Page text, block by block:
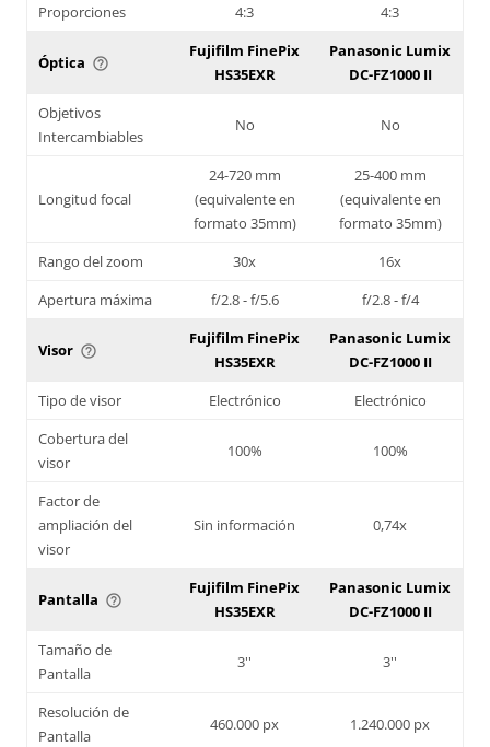
Proporciones
4:3 4:3
Óptica help_outline
Fujifilm FinePix
HS35EXR
Panasonic Lumix
DC-FZ1000 II
Objetivos
Intercambiables
No No
Longitud focal
24-720 mm
(equivalente en
formato 35mm)
25-400 mm
(equivalente en
formato 35mm)
Rango del zoom
30x
16x
Apertura máxima
f/2.8 - f/5.6 f/2.8 - f/4
Visor help_outline
Fujifilm FinePix
HS35EXR
Panasonic Lumix
DC-FZ1000 II
Tipo de visor
Electrónico
Electrónico
Cobertura del
visor
100% 100%
Factor de
ampliación del
visor
Sin información 0,74x
Pantalla help_outline
Fujifilm FinePix
HS35EXR
Panasonic Lumix
DC-FZ1000 II
Tamaño de
Pantalla
3'' 3''
Resolución de
Pantalla
460.000 px 1.240.000 px